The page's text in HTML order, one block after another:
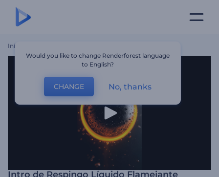
Início
Intro de Respingo Líquido Flamejante
Would you like to change Renderforest language
to English?
CHANGE No, thanks